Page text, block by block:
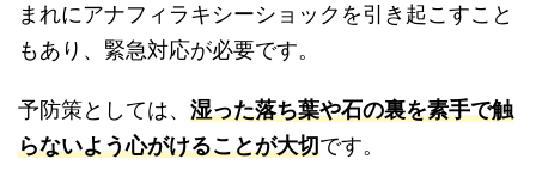
まれにアナフィラキシーショックを引き起こすこと
もあり、緊急対応が必要です。
予防策としては、 湿った落ち葉や石の裏を素手で触
らないよう心がけることが大切です。